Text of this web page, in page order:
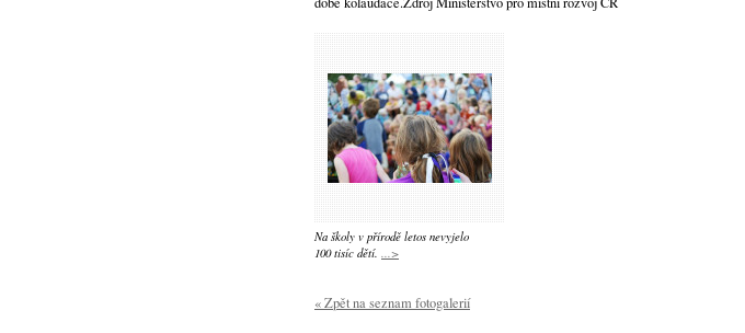
Na školy v přírodě letos nevyjelo
100 tisíc dětí. ...>
« Zpět na seznam fotogalerií